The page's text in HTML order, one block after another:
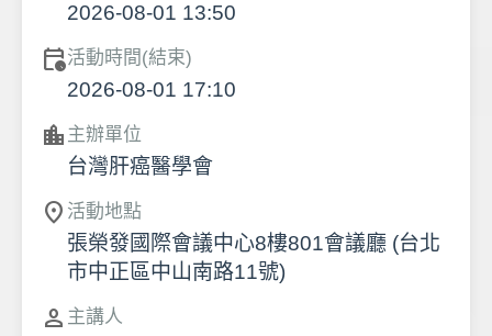
2026-08-01 13:50
calendar_clock活動時間(結束)
2026-08-01 17:10
location_city 主辦單位
台灣肝癌醫學會
location_on 活動地點
張榮發國際會議中心8樓801會議廳 (台北
市中正區中山南路11號)
person 主講人